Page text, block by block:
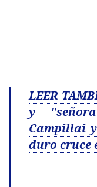
LEER
y
Campillai
duro cruce